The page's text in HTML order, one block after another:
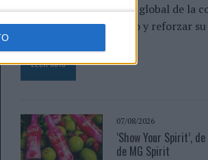
organización comercial global de la
impulsar su crecimiento y reforzar su
LEER MÁS
07/08/2026
‘Show Your Spirit’,
de MG Spirit